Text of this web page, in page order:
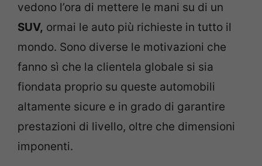
vedono l’ora di mettere le mani su di un
SUV, ormai le auto più richieste in tutto il
mondo. Sono diverse le motivazioni che
fanno sì che la clientela globale si sia
fiondata proprio su queste automobili
altamente sicure e in grado di garantire
prestazioni di livello, oltre che dimensioni
imponenti.